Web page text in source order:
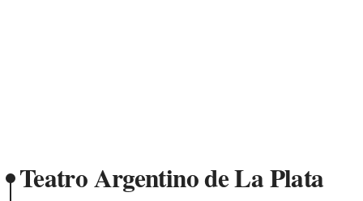
Teatro Argentino de La Plata